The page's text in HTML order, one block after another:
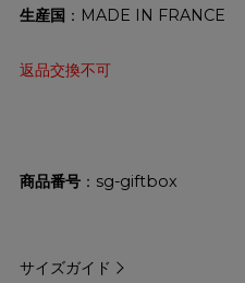
生産国 ：MADE IN FRANCE
返品交換不可
商品番号 sg-giftbox
サイズガイド